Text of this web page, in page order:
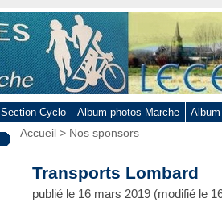
Section Cyclo Album photos Marche
Vous
Accueil > Nos sponsors
Transports Lombard
publié le 16 mars 2019 (modifié le